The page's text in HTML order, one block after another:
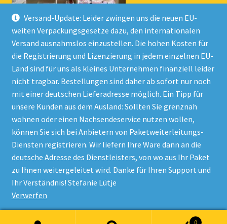
Versand-Update: Leider zwingen uns die neuen EU-
weiten Verpackungsgesetze dazu, den internationalen
Versand ausnahmslos einzustellen. Die hohen Kosten für
die Registrierung und Lizenzierung in jedem einzelnen EU-
Land sind für uns als kleines Unternehmen finanziell leider
nicht tragbar. Bestellungen sind daher ab sofort nur noch
mit einer deutschen Lieferadresse möglich. Ein Tipp für
unsere Kunden aus dem Ausland: Sollten Sie grenznah
wohnen oder einen Nachsendeservice nutzen wollen,
können Sie sich bei Anbietern von Paketweiterleitungs-
Diensten registrieren. Wir liefern Ihre Ware dann an die
deutsche Adresse des Dienstleisters, von wo aus Ihr Paket
zu Ihnen weitergeleitet wird. Danke für Ihren Support und
Ihr Verständnis! Stefanie Lütje
Verwerfen
© Onlineshop Kinderlino 2026
Datenschutzerklärung
Erstellt mit WooCommerce.
Vertrag widerrufen
Alle Preise inkl. der gesetzlichen MwSt.
0